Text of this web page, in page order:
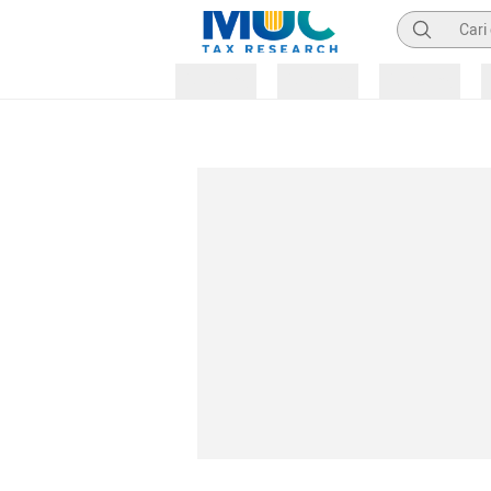
Pencarian